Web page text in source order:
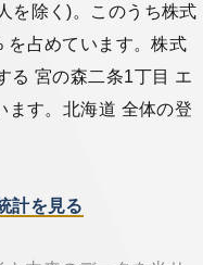
を除く)。このうち株式
を占めています。株式
る 宮の森二条1丁目 エ
ます。北海道 全体の登
計を見る